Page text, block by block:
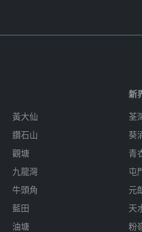
黃大仙
鑽石山
觀塘
九龍灣
牛頭角
藍田
油塘
新
荃
葵
青
屯
元
天
粉